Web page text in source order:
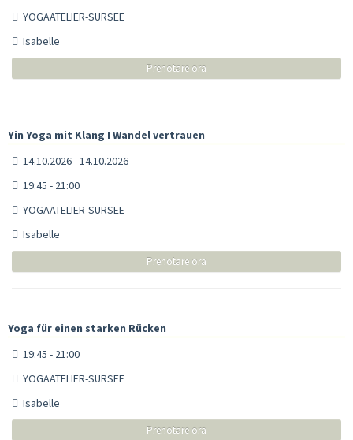
YOGAATELIER-SURSEE
Isabelle
Prenotare ora
Yin Yoga mit Klang I Wandel vertrauen
14.10.2026 - 14.10.2026
19:45 - 21:00
YOGAATELIER-SURSEE
Isabelle
Prenotare ora
Yoga für einen starken Rücken
19:45 - 21:00
YOGAATELIER-SURSEE
Isabelle
Prenotare ora